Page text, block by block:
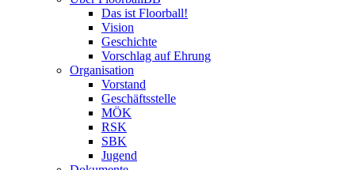
Das ist Floorball!
Vision
Geschichte
Vorschlag auf Ehrung
Organisation
Vorstand
Geschäftsstelle
MÖK
RSK
SBK
Jugend